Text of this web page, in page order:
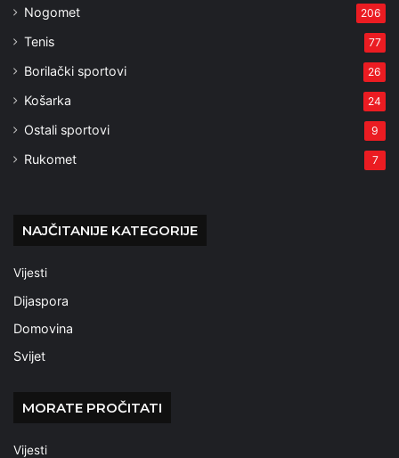
Nogomet 206
Tenis 77
Borilački sportovi 26
Košarka 24
Ostali sportovi 9
Rukomet 7
NAJČITANIJE KATEGORIJE
Vijesti
Dijaspora
Domovina
Svijet
MORATE PROČITATI
Vijesti